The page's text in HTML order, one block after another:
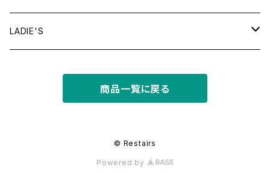
tops
LADIE'S
商品一覧に戻る
© Restairs
Powered by